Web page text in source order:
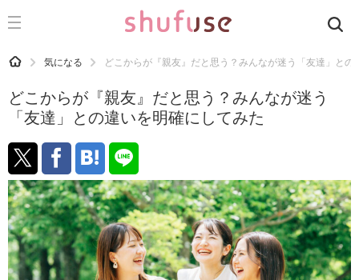
CATEGORY 記事カテゴリ
運気
洗濯
生活の知恵
お金
掃除
マナー
HOME 気になる どこからが『親友』だと思う？みんなが迷う「友達」との
どこからが『親友』だと思う？みんなが迷う
「友達」との違いを明確にしてみた